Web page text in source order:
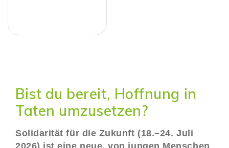
Bist du bereit, Hoffnung in
Taten umzusetzen?
Solidarität für die Zukunft (18.–24. Juli
2026) ist eine neue, von jungen Menschen